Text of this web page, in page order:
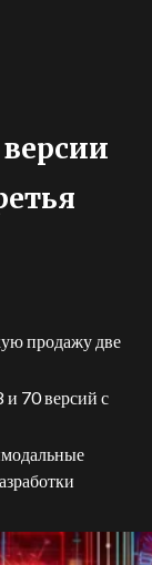
продажу две
70 версий с